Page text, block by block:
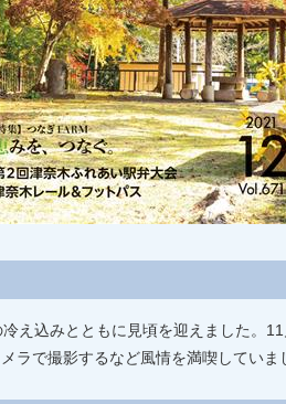
え込みとともに見頃を迎えました。
ラで撮影するなど風情を満喫してい